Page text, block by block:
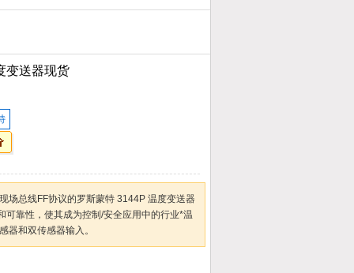
变送器现货
场总线FF协议的罗斯蒙特 3144P 温度变送器
可靠性，使其成为控制/安全应用中的行业*温
器和双传感器输入。